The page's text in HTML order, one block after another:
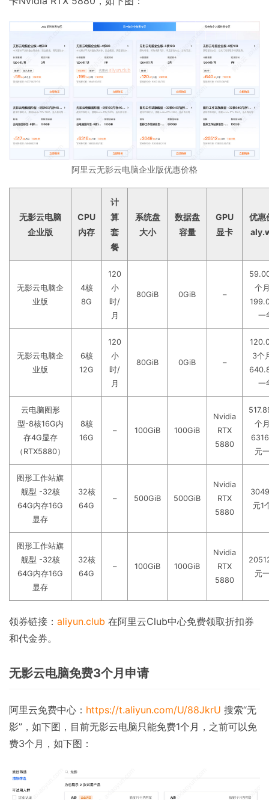
阿里云无影云电脑企业版优惠价格
无影云电脑
企业版
CPU
内存
计
算
套
餐
系统盘
大小
数据盘
容量
GPU
显卡
优惠
无影云电脑企
业版
4核
8G
120
小
时/
月
80GiB 0GiB –
个
一
无影云电脑企
业版
6核
12G
120
小
时/
月
80GiB 0GiB –
3个
一
云电脑图形
型-8核16G内
存4G显存
（RTX5880）
8核
16G
– 100GiB 100GiB
Nvidia
RTX
5880
个
元
图形工作站旗
舰型 -32核
64G内存16G
显存
32核
64G
– 500GiB 500GiB
Nvidia
RTX
5880
元1
图形工作站旗
舰型 -32核
64G内存16G
显存
32核
64G
– 100GiB 100GiB
Nvidia
RTX
5880
元
领券链接： aliyun.club 在阿里云Club中心免费领取折扣券
和代金券。
无影云电脑免费3个月申请
阿里云免费中心： https://t.aliyun.com/U/88JkrU 搜索“无
影”，如下图，目前无影云电脑只能免费1个月，之前可以免
费3个月，如下图：